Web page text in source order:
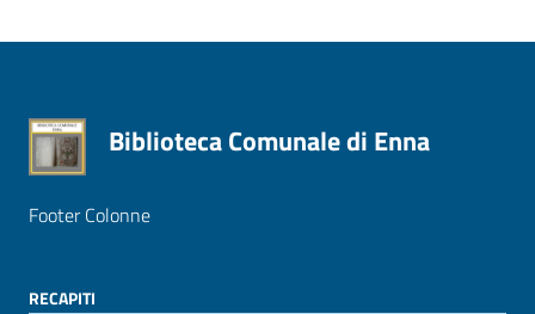
Biblioteca Comunale di Enna
Footer Colonne
RECAPITI